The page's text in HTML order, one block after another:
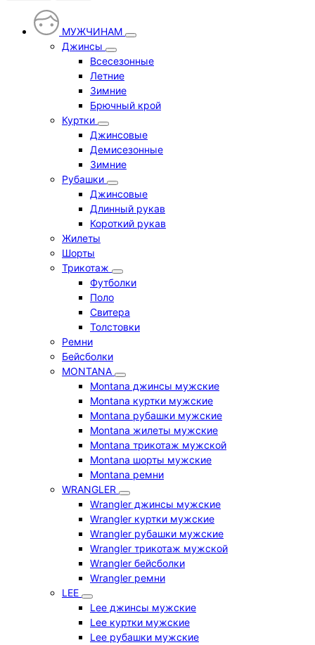
МУЖЧИНАМ
Джинсы
Всесезонные
Летние
Зимние
Брючный крой
Куртки
Джинсовые
Демисезонные
Зимние
Рубашки
Джинсовые
Длинный рукав
Короткий рукав
Жилеты
Шорты
Трикотаж
Футболки
Поло
Свитера
Толстовки
Ремни
Бейсболки
MONTANA
Montana джинсы мужские
Montana куртки мужские
Montana рубашки мужские
Montana жилеты мужские
Montana трикотаж мужской
Montana шорты мужские
Montana ремни
WRANGLER
Wrangler джинсы мужские
Wrangler куртки мужские
Wrangler рубашки мужские
Wrangler трикотаж мужской
Wrangler бейсболки
Wrangler ремни
LEE
Lee джинсы мужские
Lee куртки мужские
Lee рубашки мужские